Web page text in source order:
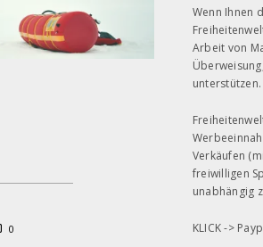
0
Wenn Ihnen
Arbeit von
Verkäufen
freiwilligen
unabhängig
KLICK ->